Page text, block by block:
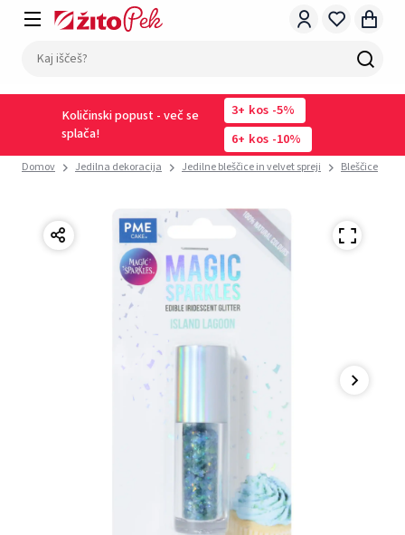
Količinski popust - več se
splača!
3 kos -5%
6
kos -10%
Domov Jedilna dekoracija Jedilne bleščice in velvet spreji Bleščice